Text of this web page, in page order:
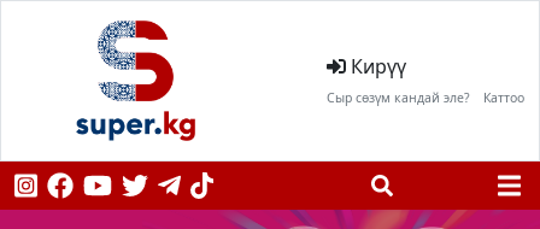
Кирүү
Сыр сөзүм кандай эле? Каттоо